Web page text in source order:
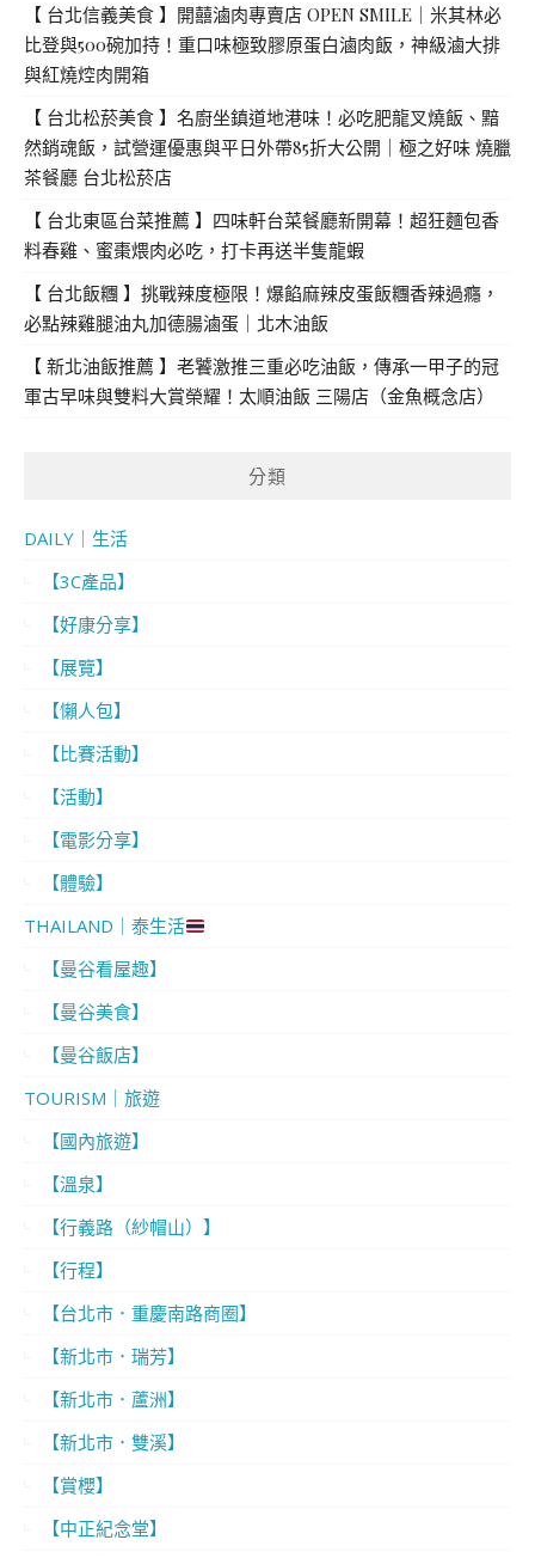
【 台北信義美食 】開囍滷肉專賣店 OPEN SMILE｜米其林必
比登與500碗加持！重口味極致膠原蛋白滷肉飯，神級滷大排
與紅燒焢肉開箱
【 台北松菸美食 】名廚坐鎮道地港味！必吃肥龍叉燒飯、黯
然銷魂飯，試營運優惠與平日外帶85折大公開｜極之好味 燒臘
茶餐廳 台北松菸店
【 台北東區台菜推薦 】四味軒台菜餐廳新開幕！超狂麵包香
料春雞、蜜棗煨肉必吃，打卡再送半隻龍蝦
【 台北飯糰 】挑戰辣度極限！爆餡麻辣皮蛋飯糰香辣過癮，
必點辣雞腿油丸加德腸滷蛋｜北木油飯
【 新北油飯推薦 】老饕激推三重必吃油飯，傳承一甲子的冠
軍古早味與雙料大賞榮耀！太順油飯 三陽店（金魚概念店）
分類
DAILY｜生活
【3C產品】
【好康分享】
【展覽】
【懶人包】
【比賽活動】
【活動】
【電影分享】
【體驗】
THAILAND｜泰生活
【曼谷看屋趣】
【曼谷美食】
【曼谷飯店】
TOURISM｜旅遊
【國內旅遊】
【溫泉】
【行義路（紗帽山）】
【行程】
【台北市．重慶南路商圈】
【新北市．瑞芳】
【新北市．蘆洲】
【新北市．雙溪】
【賞櫻】
【中正紀念堂】